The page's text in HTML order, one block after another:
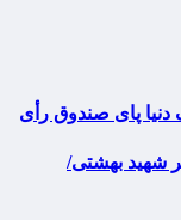
پای صندوق رأی
شهید بهشتی/